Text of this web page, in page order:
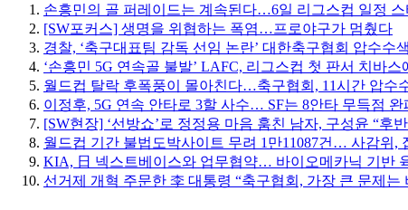
손흥민의 골 퍼레이드는 계속된다…6일 리그스컵 일정 스
[SW포커스] 생명을 위협하는 폭염…프로야구가 멈췄다
경찰, ‘축구대표팀 감독 선임 논란’ 대한축구협회 압수수색
‘손흥민 5G 연속골 불발’ LAFC, 리그스컵 첫 판서 치바스
월드컵 탈락 후폭풍이 몰아친다…축구협회, 11시간 압수
이정후, 5G 연속 안타로 3할 사수… SF는 8안타 무득점 완
[SW현장] ‘선방쇼’로 정정용 마음 훔친 남자, 구성윤 “
월드컵 기간 불법도박사이트 무려 1만11087건… 사감위,
KIA, 日 넥스트베이스와 업무협약… 바이오메카닉 기반
선거제 개혁 주문한 李 대통령 “축구협회, 가장 큰 문제는